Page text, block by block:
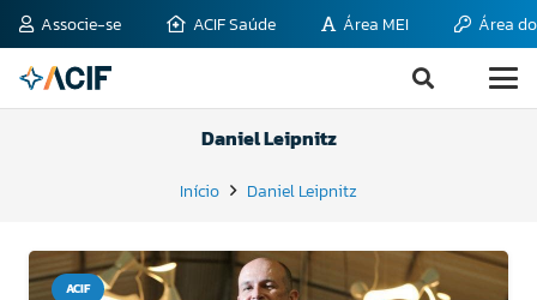
Associe-se ACIF Saúde Área MEI Área
Daniel Leipnitz
Início Daniel Leipnitz
ACIF